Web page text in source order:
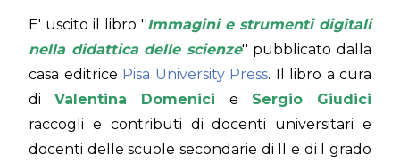
E' uscito il libro ''Immagini e strumenti digitali
nella didattica delle scienze'' pubblicato dalla
casa editrice Pisa University Press. Il libro a cura
di Valentina Domenici e Sergio Giudici
raccogli e contributi di docenti universitari e
docenti delle scuole secondarie di II e di I grado